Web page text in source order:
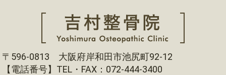
〒596-0813 大阪府岸和田市池尻町92-12
【電話番号】TEL・FAX：072-444-3400